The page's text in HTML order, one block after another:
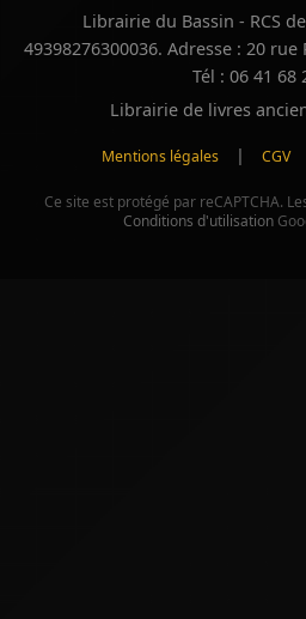
Librairie du Bassin - RCS
49398276300036. Adresse : 20
Tél : 06 41 68
Librairie de livres
Mentions légales | CGV
Ce site est protégé par reCAPTCHA.
Conditions d'utilisation